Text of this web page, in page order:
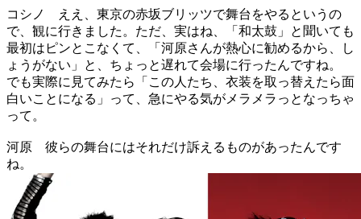
コシノ
ええ、東京の赤坂ブリッツで舞台をやるというの
で、観に行きました。ただ、実はね、「和太鼓」と聞いても
最初はピンとこなくて、「河原さんが熱心に勧めるから、し
ょうがない」と、ちょっと遅れて会場に行ったんですね。
でも実際に見てみたら「この人たち、衣装を取っ替えたら面
白いことになる」って、急にやる気がメラメラっとなっちゃ
って。
河原 彼らの舞台にはそれだけ訴えるものがあったんです
ね。